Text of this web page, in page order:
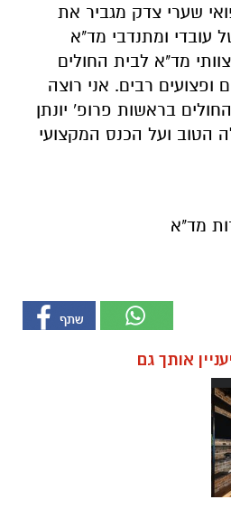
שערי צדק מגביר את
עובדי ומתנדבי מד"א
מד"א לבית החולים
ופצועים רבים. אני רוצה
בראשות פרופ' יונתן
הטוב ועל הכנס המקצועי
מד"א
אותך גם